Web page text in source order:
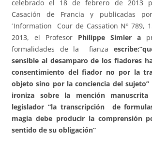
celebrado el 18 de febrero de 2013
Casación de Francia y publicadas
´Information Cour de Cassation Nº 789,
2013, el Profesor Philippe Simler a
formalidades de la fianza
sensible al desamparo de los fiadores
consentimiento del fiador no por la
objeto sino por la conciencia del
ironiza sobre la mención
legislador “la transcripción de
magia debe producir la comprensión
sentido de su obligación”